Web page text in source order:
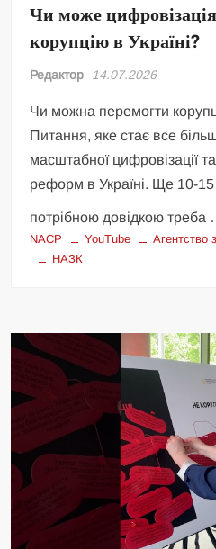
Чи може
корупцію в Україні?
Редактор 14.07.2026
Чи можна перемогти
Питання, яке стає все
масштабної цифровізації
реформ в Україні. Ще 10-15
потрібною довідкою треба
NACP YouTube
Агентство
НАЗК